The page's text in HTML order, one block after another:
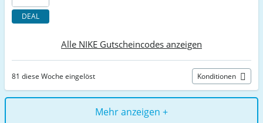
DEAL
Alle NIKE Gutscheincodes anzeigen
81 diese Woche eingelöst Konditionen
Mehr anzeigen +